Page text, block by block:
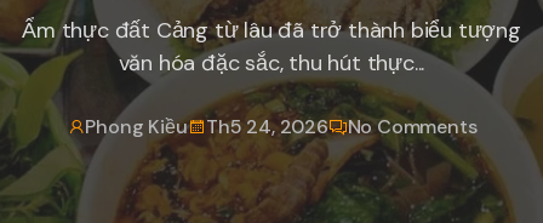
Ẩm thực đất Cảng từ lâu đã trở thành biểu tượng
văn hóa đặc sắc, thu hút thực...
Phong Kiều Th5 24, 2026 No Comments